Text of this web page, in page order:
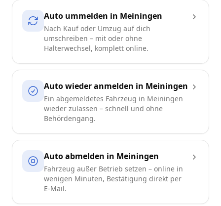
Auto ummelden in Meiningen
Nach Kauf oder Umzug auf dich
umschreiben – mit oder ohne
Halterwechsel, komplett online.
Auto wieder anmelden in Meiningen
Ein abgemeldetes Fahrzeug in Meiningen
wieder zulassen – schnell und ohne
Behördengang.
Auto abmelden in Meiningen
Fahrzeug außer Betrieb setzen – online in
wenigen Minuten, Bestätigung direkt per
E-Mail.